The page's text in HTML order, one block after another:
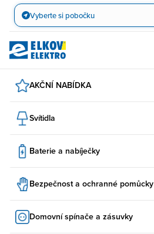
Přejít
obsah
Vyberte si pobočku
AKČNÍ NABÍDKA
Svítidla
Baterie a nabíječky
Bezpečnost a ochranné pomůcky
Domovní spínače a zásuvky